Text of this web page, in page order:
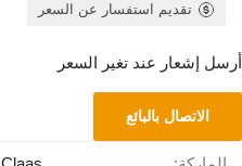
تقديم استفسار عن السعر
أرسل إشعار عند تغير السعر
الاتصال بالبائع